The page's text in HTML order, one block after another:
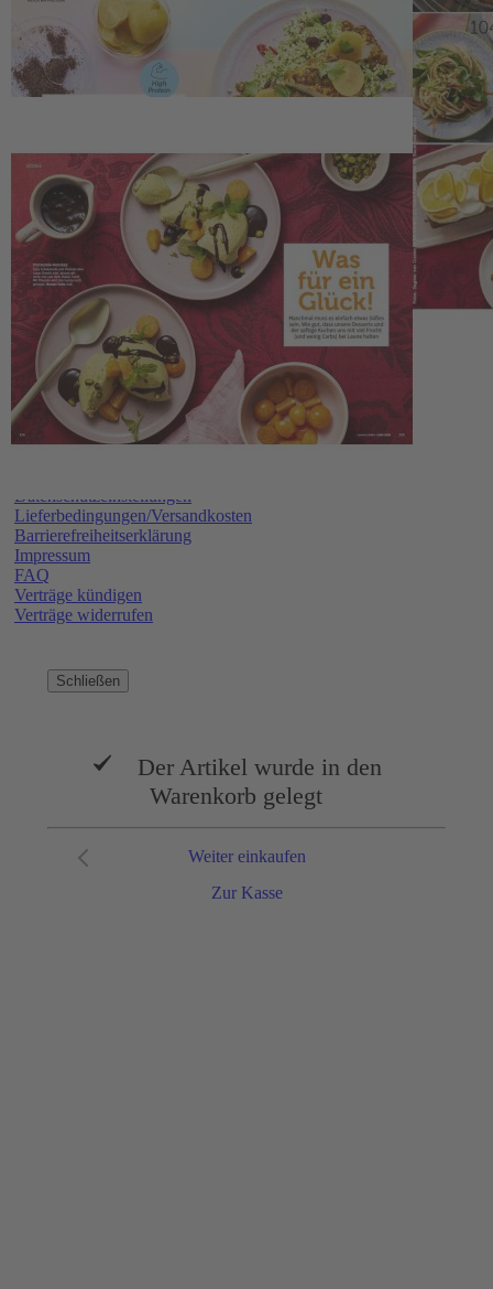
Service
Upgrade für Print-Abonnenten
Abo-Verlängerung
Widerruf
Datenschutzeinstellungen
Lieferbedingungen/Versandkosten
Barrierefreiheitserklärung
Impressum
FAQ
Verträge kündigen
Verträge widerrufen
Schließen
Der Artikel wurde in den
Warenkorb gelegt
Zur Kasse
Weiter einkaufen